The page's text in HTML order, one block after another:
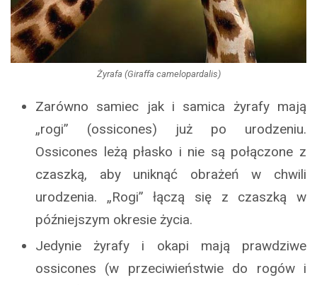
Żyrafa (Giraffa camelopardalis)
Zarówno samiec jak i samica żyrafy mają
„rogi” (ossicones) już po urodzeniu.
Ossicones leżą płasko i nie są połączone z
czaszką, aby uniknąć obrażeń w chwili
urodzenia. „Rogi” łączą się z czaszką w
późniejszym okresie życia.
Jedynie żyrafy i okapi mają prawdziwe
ossicones (w przeciwieństwie do rogów i